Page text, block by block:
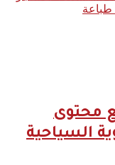
طباعة
45 صانع محتوى
السياحية